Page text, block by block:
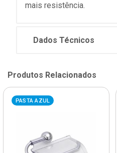
mais resistência.
Dados Técnicos
Produtos Relacionados
PASTA AZUL